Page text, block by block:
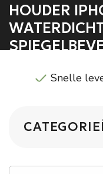
HOUDER
Snelle